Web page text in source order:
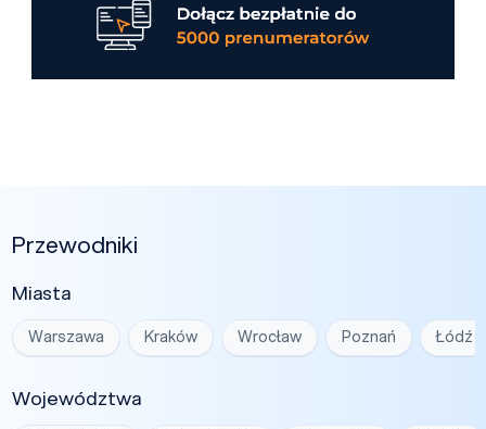
Przewodniki
Miasta
Warszawa Kraków Wrocław Poznań Łódź
Województwa